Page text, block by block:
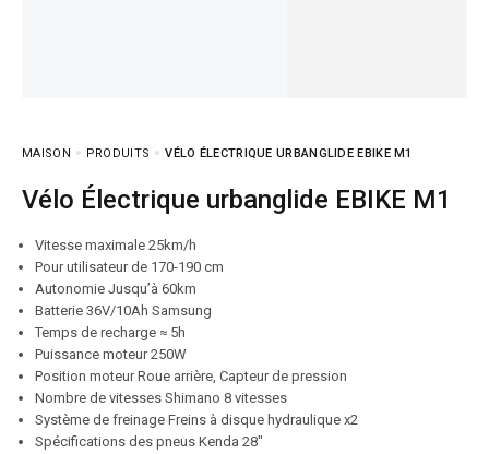
MAISON PRODUITS VÉLO ÉLECTRIQUE URBANGLIDE EBIKE M1
Vélo Électrique urbanglide EBIKE M1
Vitesse maximale 25km/h
Pour utilisateur de 170-190 cm
Autonomie Jusqu’à 60km
Batterie 36V/10Ah Samsung
Temps de recharge ≈ 5h
Puissance moteur 250W
Position moteur Roue arrière, Capteur de pression
Nombre de vitesses Shimano 8 vitesses
Système de freinage Freins à disque hydraulique x2
Spécifications des pneus Kenda 28″